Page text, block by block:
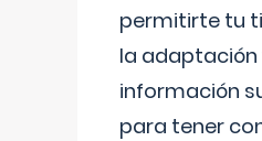
permitirte tu
la adaptación
información
para tener